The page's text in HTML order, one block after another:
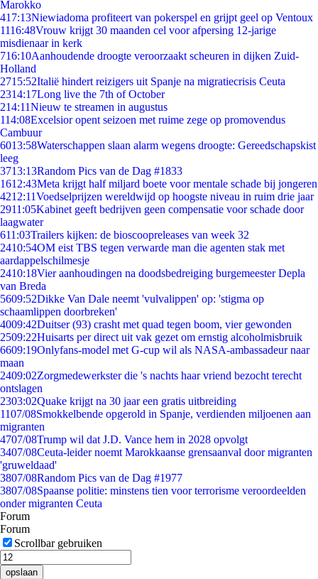
Marokko
417:13Niewiadoma profiteert van pokerspel en grijpt geel op Ventoux
1116:48Vrouw krijgt 30 maanden cel voor afpersing 12-jarige
misdienaar in kerk
716:10Aanhoudende droogte veroorzaakt scheuren in dijken Zuid-
Holland
2715:52Italië hindert reizigers uit Spanje na migratiecrisis Ceuta
2314:17Long live the 7th of October
214:11Nieuw te streamen in augustus
114:08Excelsior opent seizoen met ruime zege op promovendus
Cambuur
6013:58Waterschappen slaan alarm wegens droogte: Gereedschapskist
leeg
3713:13Random Pics van de Dag #1833
1612:43Meta krijgt half miljard boete voor mentale schade bij jongeren
4212:11Voedselprijzen wereldwijd op hoogste niveau in ruim drie jaar
2911:05Kabinet geeft bedrijven geen compensatie voor schade door
laagwater
611:03Trailers kijken: de bioscoopreleases van week 32
2410:54OM eist TBS tegen verwarde man die agenten stak met
aardappelschilmesje
2410:18Vier aanhoudingen na doodsbedreiging burgemeester Depla
van Breda
5609:52Dikke Van Dale neemt 'vulvalippen' op: 'stigma op
schaamlippen doorbreken'
4009:42Duitser (93) crasht met quad tegen boom, vier gewonden
2509:22Huisarts per direct uit vak gezet om ernstig alcoholmisbruik
6609:19Onlyfans-model met G-cup wil als NASA-ambassadeur naar
maan
2409:02Zorgmedewerkster die 's nachts haar vriend bezocht terecht
ontslagen
2303:02Quake krijgt na 30 jaar een gratis uitbreiding
1107/08Smokkelbende opgerold in Spanje, verdienden miljoenen aan
migranten
4707/08Trump wil dat J.D. Vance hem in 2028 opvolgt
3407/08Ceuta-leider noemt Marokkaanse grensaanval door migranten
'gruweldaad'
3807/08Random Pics van de Dag #1977
3807/08Spaanse politie: minstens tien voor terrorisme veroordeelden
onder migranten Ceuta
Forum
Forum
Scrollbar gebruiken
opslaan